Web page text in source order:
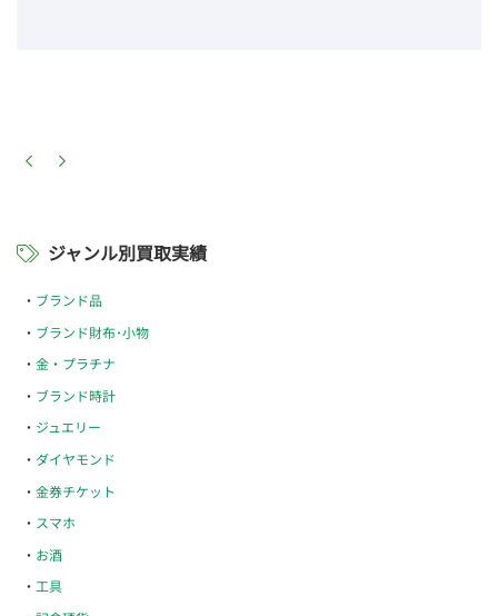
ジャンル別買取実績
ブランド品
ブランド財布･小物
金・プラチナ
ブランド時計
ジュエリー
ダイヤモンド
金券チケット
スマホ
お酒
工具